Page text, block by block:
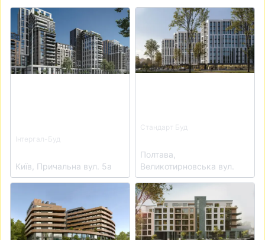
View details for Kaskad Residence
Інтергал-Буд
Київ, Причальна вул. 5а
View details for ЖК
Стандарт Буд
Полтава,
Великотирновська вул.
View details for ЖК Auroom NestView details for ЖК Масив